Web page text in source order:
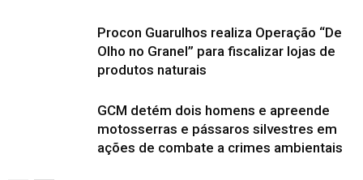
Procon Guarulhos realiza Operação “De
Olho no Granel” para fiscalizar lojas de
produtos naturais
GCM detém dois homens e apreende
motosserras e pássaros silvestres em
ações de combate a crimes ambientais